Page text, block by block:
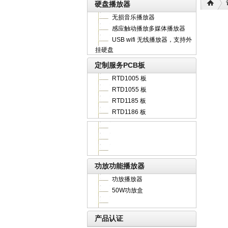
硬盘播放器
无损音乐播放器
感应触动播放多媒体播放器
USB wifi 无线播放器，支持外
挂硬盘
定制服务PCB板
RTD1005 板
RTD1055 板
RTD1185 板
RTD1186 板
功放功能播放器
功放播放器
50W功放盒
产品认证